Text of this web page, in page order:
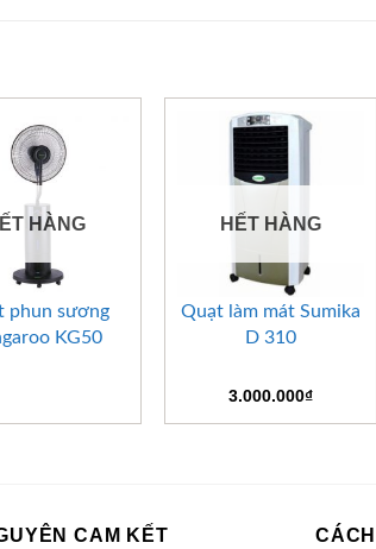
HÀNG
phun sương
KG50
HẾT HÀNG
Quạt làm mát Sumika
D 310
3.000.000₫
CAM KẾT